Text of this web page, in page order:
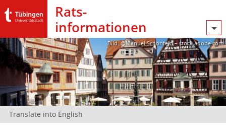
Rats­
informationen
Bild: @Manuel Schönfeld – stock.adobe.com
Translate into English